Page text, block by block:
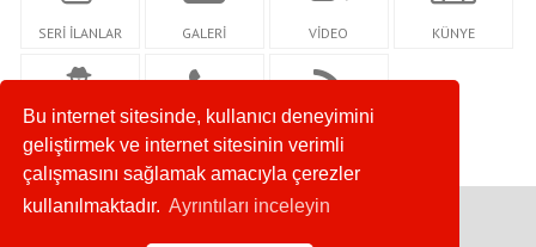
Bu internet sitesinde, kullanıcı deneyimini
geliştirmek ve internet sitesinin verimli
çalışmasını sağlamak amacıyla çerezler
kullanılmaktadır. Ayrıntıları inceleyin
SERİ İLANLAR GALERİ VİDEO KÜNYE
RSS